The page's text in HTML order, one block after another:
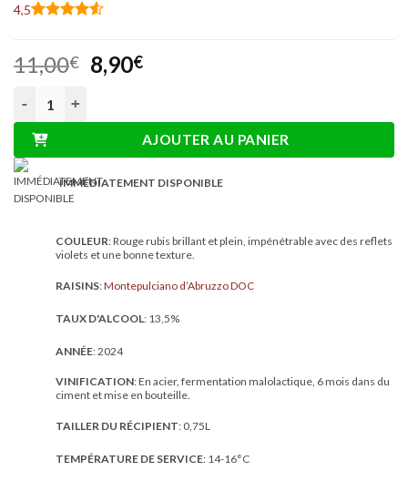
sur
notations
4,5
11,00€ Le
prix
était :
11,00€.
8,90€Le
est :
8,90€.
AJOUTER AU PANIER
IMMÉDIATEMENT DISPONIBLE
COULEUR: Rouge rubis brillant et plein, impénétrable avec des reflets
violets et une bonne texture.
RAISINS:Montepulciano d’Abruzzo DOC
TAUX D'ALCOOL: 13,5%
ANNÉE: 2024
VINIFICATION: En acier, fermentation malolactique, 6 mois dans du
ciment et mise en bouteille.
TAILLER DU RÉCIPIENT: 0,75L
TEMPÉRATURE DE SERVICE: 14-16°C